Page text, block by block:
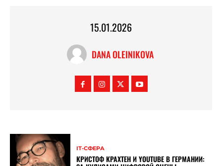
15.01.2026
DANA OLEINIKOVA
ІТ-СФЕРА
КРИСТОФ КРАХТЕН И YOUTUBE В ГЕРМАНИИ: